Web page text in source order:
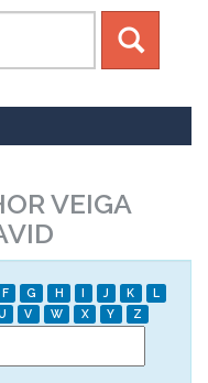
Canais
VEIGA
F G H I J K
L
V W X Y Z